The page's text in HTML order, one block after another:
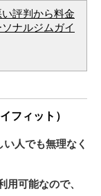
評判から料金
ナルジムガイ
フィット）
人でも無理なく
可能なので、